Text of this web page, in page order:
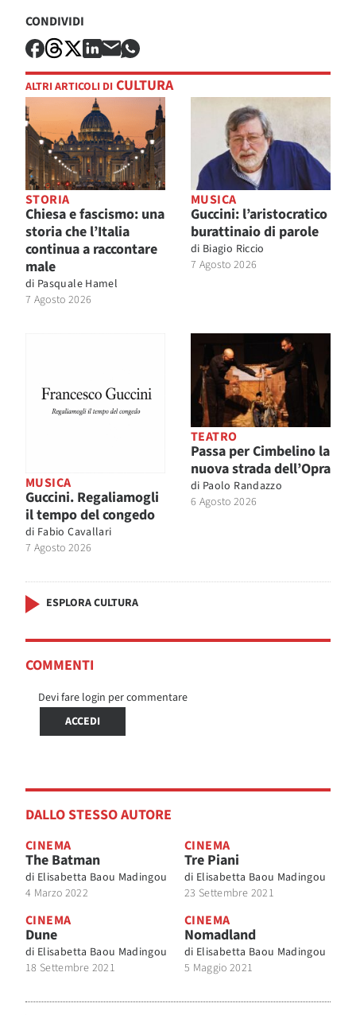
CONDIVIDI
ALTRI ARTICOLI DI CULTURA
STORIA
Chiesa e fascismo: una
storia che l’Italia
continua a raccontare
male
di Pasquale Hamel
7 Agosto 2026
MUSICA
Guccini: l’aristocratico
burattinaio di parole
di Biagio Riccio
7 Agosto 2026
MUSICA
Guccini. Regaliamogli
il tempo del congedo
di Fabio Cavallari
7 Agosto 2026
TEATRO
Passa per Cimbelino la
nuova strada dell’Opra
di Paolo Randazzo
6 Agosto 2026
ESPLORA CULTURA
COMMENTI
Devi fare login per commentare
ACCEDI
DALLO STESSO AUTORE
CINEMA
The Batman
di Elisabetta Baou Madingou
4 Marzo 2022
CINEMA
Tre Piani
di Elisabetta Baou Madingou
23 Settembre 2021
CINEMA
Dune
di Elisabetta Baou Madingou
18 Settembre 2021
CINEMA
Nomadland
di Elisabetta Baou Madingou
5 Maggio 2021